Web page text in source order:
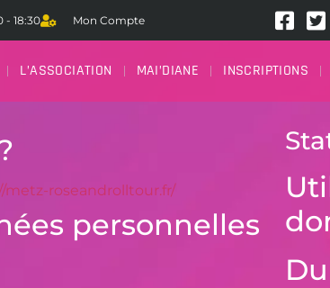
- 18:30 Mon Compte
L’ASSOCIATION MAI’DIANE INSCRIPTIONS
metz-roseandrolltour.fr/
personnelles